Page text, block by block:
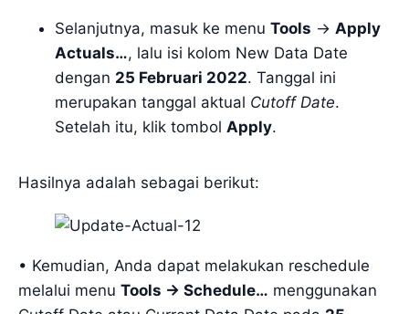
Selanjutnya, masuk ke menu Tools -> Apply
Actuals…, lalu isi kolom New Data Date
dengan 25 Februari 2022. Tanggal ini
merupakan tanggal aktual Cutoff Date.
Setelah itu, klik tombol Apply.
Hasilnya adalah sebagai berikut:
• Kemudian, Anda dapat melakukan reschedule
melalui menu Tools -> Schedule… menggunakan